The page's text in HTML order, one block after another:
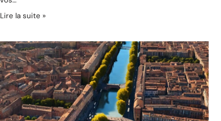
Lire la suite »